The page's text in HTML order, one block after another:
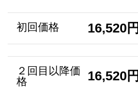
初回価格 16,520円
２回目以降価
格
16,520円